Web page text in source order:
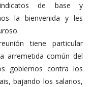
de base y
la bienvenida y les
tiene particular
arremetida común del
gobiernos contra los
bajando los salarios,